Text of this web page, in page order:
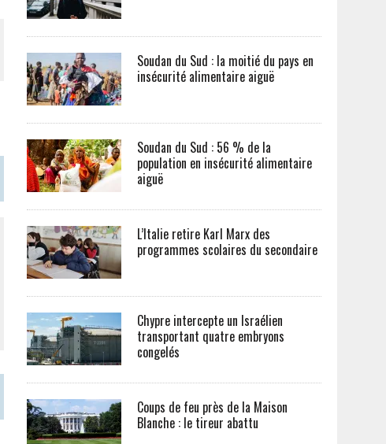
Soudan du Sud : la moitié du pays en
insécurité alimentaire aiguë
Soudan du Sud : 56 % de la
population en insécurité alimentaire
aiguë
L’Italie retire Karl Marx des
programmes scolaires du secondaire
Chypre intercepte un Israélien
transportant quatre embryons
congelés
Coups de feu près de la Maison
Blanche : le tireur abattu